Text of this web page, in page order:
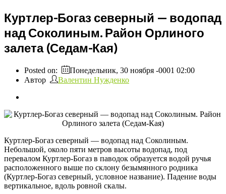
Куртлер-Богаз северный — водопад
над Соколиным. Район Орлиного
залета (Седам-Кая)
Posted on:
Понедельник, 30 ноября -0001 02:00
Автор
Валентин Нужденко
Куртлер-Богаз северный — водопад над Соколиным.
Небольшой, около пяти метров высоты водопад, под
перевалом Куртлер-Богаз в паводок образуется водой ручья
расположенного выше по склону безымянного родника
(Куртлер-Богаз северный, условное название). Падение воды
вертикальное, вдоль ровной скалы.